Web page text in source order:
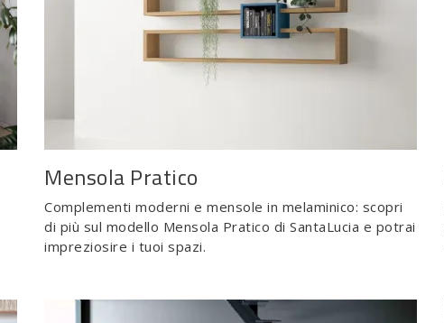
Mensola Pratico
Complementi moderni e mensole in melaminico: scopri
di più sul modello Mensola Pratico di SantaLucia e potrai
impreziosire i tuoi spazi.